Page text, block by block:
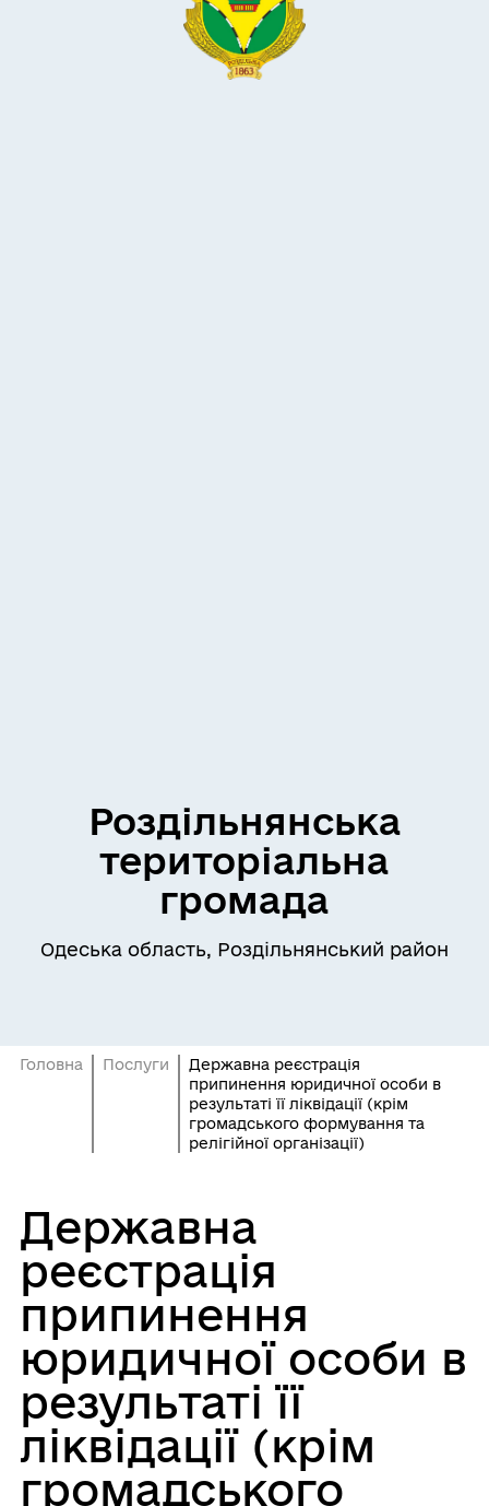
Роздільнянська
територіальна
громада
Одеська область, Роздільнянський район
Головна Послуги
Державна реєстрація
припинення юридичної особи в
результаті її ліквідації (крім
громадського формування та
релігійної організації)
Державна
реєстрація
припинення
юридичної особи в
результаті її
ліквідації (крім
громадського